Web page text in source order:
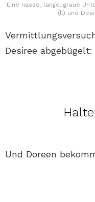
Eine nasse, lange, graue
(l.) und
Desiree abgebügelt:
Und Doreen